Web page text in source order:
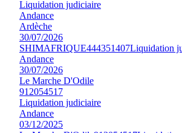
Liquidation judiciaire
Andance
Ardèche
30/07/2026
SHIMAFRIQUE444351407Liquidation
Andance
30/07/2026
Le Marche D'Odile
912054517
Liquidation judiciaire
Andance
03/12/2025